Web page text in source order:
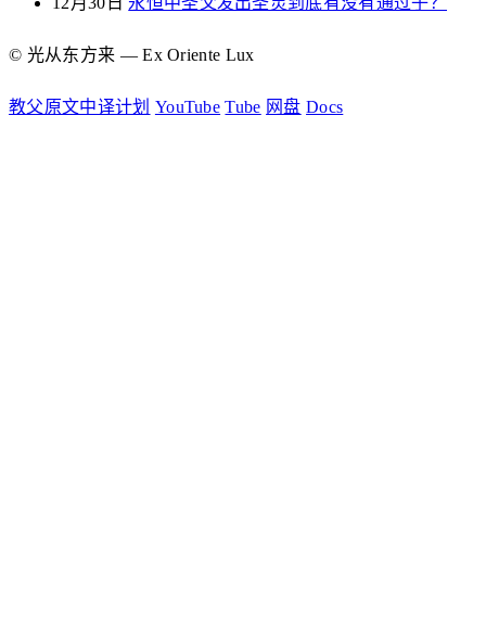
© 光从东方来 — Ex Oriente Lux
教父原文中译计划 YouTube Tube 网盘 Docs